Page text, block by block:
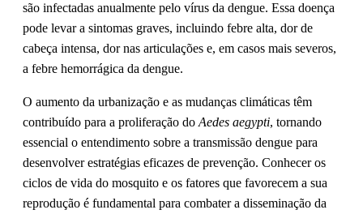
são infectadas anualmente pelo vírus da dengue. Essa doença
pode levar a sintomas graves, incluindo febre alta, dor de
cabeça intensa, dor nas articulações e, em casos mais severos,
a febre hemorrágica da dengue.
O aumento da urbanização e as mudanças climáticas têm
contribuído para a proliferação do Aedes aegypti, tornando
essencial o entendimento sobre a transmissão dengue para
desenvolver estratégias eficazes de prevenção. Conhecer os
ciclos de vida do mosquito e os fatores que favorecem a sua
reprodução é fundamental para combater a disseminação da